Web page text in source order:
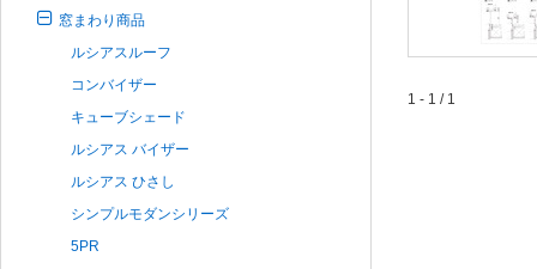
窓まわり商品
ルシアスルーフ
コンバイザー
キューブシェード
ルシアス バイザー
ルシアス ひさし
シンプルモダンシリーズ
5PR
1 - 1 / 1